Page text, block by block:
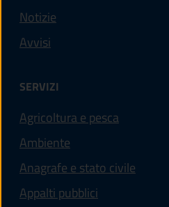
Notizie
Avvisi
SERVIZI
Agricoltura e pesca
Ambiente
Anagrafe e stato civile
Appalti pubblici